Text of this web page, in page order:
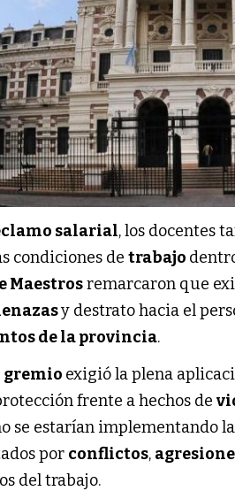
salarial, los docentes
condiciones detrabajo
Maestrosremarcaron que
y destrato hacia el
de la provincia.
gremio exigió la plena
frente a hechos de
se estarían implementando
por conflictos,
del trabajo.